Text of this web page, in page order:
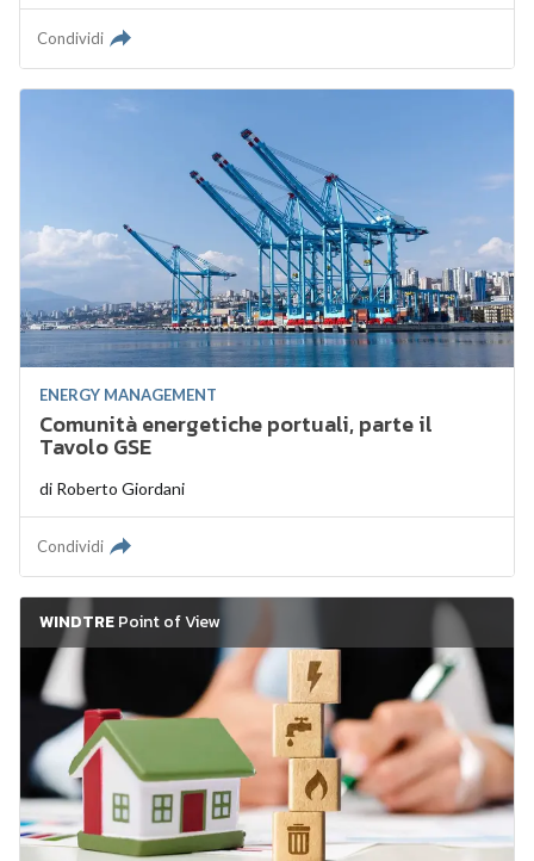
Condividi
ENERGY MANAGEMENT
Comunità energetiche portuali, parte il
Tavolo GSE
di Roberto Giordani
Condividi
WINDTREPoint of View